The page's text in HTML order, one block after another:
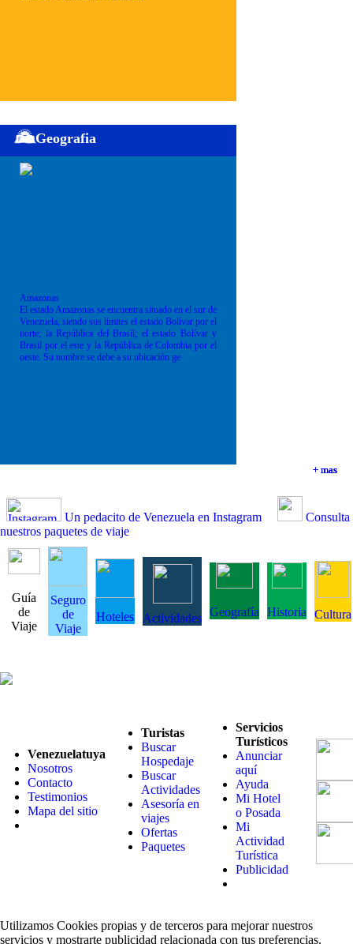
+ mas
+ mas
+ mas
Geografia
Amazonas
El estado Amazonas se encuentra situado en el sur de
Venezuela, siendo sus límites el estado Bolívar por el
norte; la República del Brasil; el estado Bolívar y
Brasil por el este y la República de Colombia por el
oeste. Su nombre se debe a su ubicación ge
+ mas
Un pedacito de Venezuela en Instagram
Consulta
nuestros paquetes de viaje
Guía
de
Viaje
Seguro
de
Viaje
Hoteles Actividades Geografía Historia Cultura
Venezuelatuya
Nosotros
Contacto
Testimonios
Mapa del sitio
Turistas
Buscar
Hospedaje
Buscar
Actividades
Asesoría en
viajes
Ofertas
Paquetes
Servicios
Turísticos
Anunciar
aquí
Ayuda
Mi Hotel
o Posada
Mi
Actividad
Turística
Publicidad
Utilizamos Cookies propias y de terceros para mejorar nuestros
servicios y mostrarte publicidad relacionada con tus preferencias.